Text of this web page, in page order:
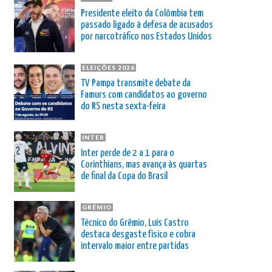
Presidente eleito da Colômbia tem
passado ligado à defesa de acusados
por narcotráfico nos Estados Unidos
ELEIÇÕES 2026
TV Pampa transmite debate da
Famurs com candidatos ao governo
do RS nesta sexta-feira
INTER
Inter perde de 2 a 1 para o
Corinthians, mas avança às quartas
de final da Copa do Brasil
GRÊMIO
Técnico do Grêmio, Luís Castro
destaca desgaste físico e cobra
intervalo maior entre partidas